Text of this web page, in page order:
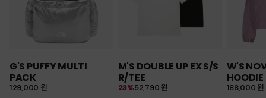
G'S PUFFY MULTI
PACK
129,000 원
M'S DOUBLE UP EX S/S
R/TEE
52,790 원
23%
W'S
HOODIE
188,000 원